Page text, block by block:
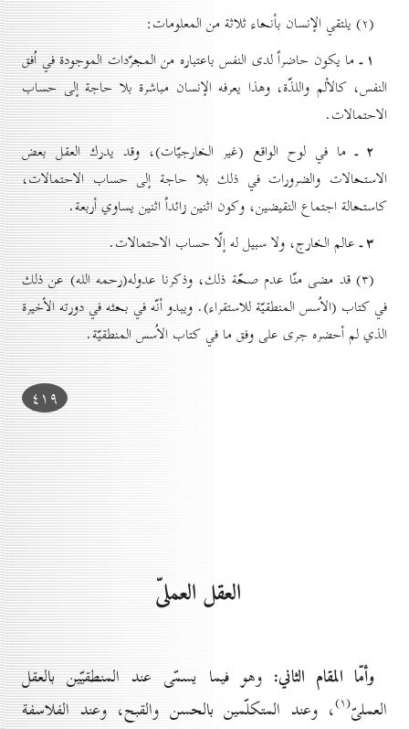
(۲) يلتقي الإنسان بأنحاء ثلاثة من المعلومات:
۱ ـ ما يكون حاضراً لدى النفس باعتباره من المجرّدات الموجودة في اُفق
النفس، كالألم واللذّة، وهذا يعرفه الإنسان مباشرة بلا حاجة إلى حساب
الاحتمالات.
۲ ـ ما في لوح الواقع (غير الخارجيّات)، وقد يدرك العقل بعض
الاستحالات والضرورات في ذلك بلا حاجة إلى حساب الاحتمالات،
كاستحالة اجتماع النقيضين، وكون اثنين زائداً اثنين يساوي أربعة.
۳ ـ عالم الخارج، ولا سبيل له إلّا حساب الاحتمالات.
(۳) قد مضى منّا عدم صحّة ذلك، وذكرنا عدوله(رحمه الله) عن ذلك
في كتاب (الاُسس المنطقيّة للاستقراء). ويبدو أنّه في بحثه في دورته الأخيرة
الذي لم أحضره جرى على وفق ما في كتاب الاُسس المنطقيّة.
٤۱۹
العقل العملىّ
وأمّا المقام الثاني: وهو فيما يسمّى عند المنطقيّين بالعقل
العملىّ(۱) ، وعند المتكلّمين بالحسن والقبح، وعند الفلاسفة